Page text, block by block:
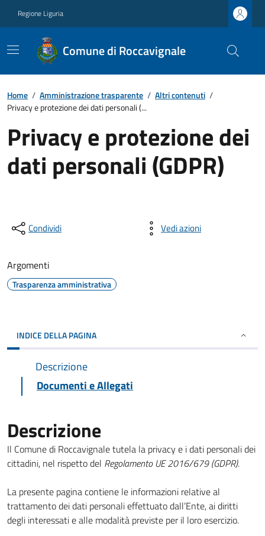
Regione Liguria
Comune di Roccavignale
Home / Amministrazione trasparente / Altri contenuti /
Privacy e protezione dei dati personali (...
Privacy e protezione dei
dati personali (GDPR)
Condividi Vedi azioni
Argomenti
Trasparenza amministrativa
INDICE DELLA PAGINA
Descrizione
Documenti e Allegati
Descrizione
Il Comune di Roccavignale tutela la privacy e i dati personali dei
cittadini, nel rispetto del Regolamento UE 2016/679 (GDPR).
La presente pagina contiene le informazioni relative al
trattamento dei dati personali effettuato dall’Ente, ai diritti
degli interessati e alle modalità previste per il loro esercizio.